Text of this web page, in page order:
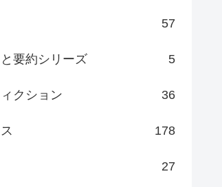
57
要約シリーズ 5
クション 36
178
27